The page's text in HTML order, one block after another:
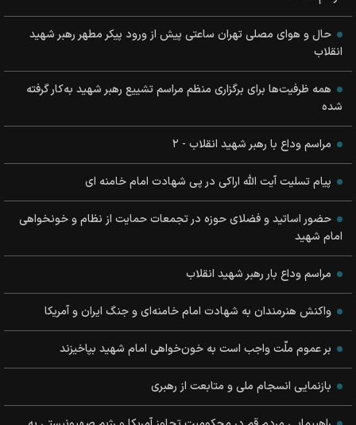
حال و هوای مصلی تهران ساعتی پیش از ورود پیکر مطهر رهبر شهید
انقلاب
همه ظرفیت‌ها برای برگزاری منظم مراسم تشییع رهبر شهید به‌کار گرفته
شده
مراسم وداع با رهبر شهید انقلاب - ۲
پیام تسلیت آیت الله اراکی در پی شهادت امام خامنه ای
حضور اساتید و فضلای حوزه در تجمعات حمایت از نظام و خونخواهی
امام شهید
مراسم وداع بار رهبر شهید انقلاب
واکنش هنرمندان به شهادت امام خامنه‌ای و جنگ ایران و آمریکا
بر عموم ملّت واجب است به خون‌خواهی امام شهید بپاخیزند
بازنمایی انسجام ملی و متابعت از رهبری